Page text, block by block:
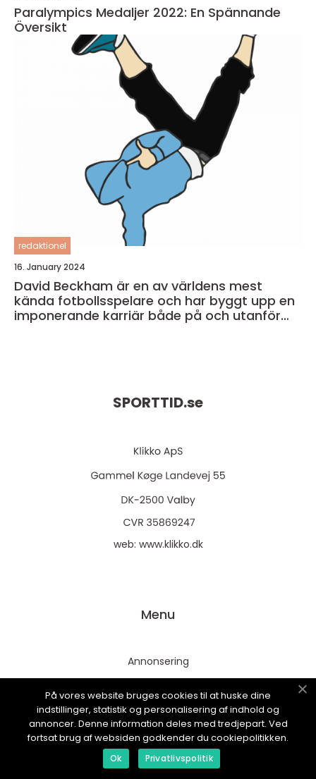
Paralympics Medaljer 2022: En Spännande
Översikt
redaktionel
16. January 2024
David Beckham är en av världens mest
kända fotbollsspelare och har byggt upp en
imponerande karriär både på och utanför
SPORTTID.se
web: www.klikko.dk
Menu
Annonsering
Om oss
Cookies
Kontakta oss
Sitemap
På vores website bruges cookies til at huske dine
indstillinger, statistik og personalisering af indhold og
annoncer. Denne information deles med tredjepart. Ved
fortsat brug af websiden godkender du cookiepolitikken.
Ok Privatlivspolitik